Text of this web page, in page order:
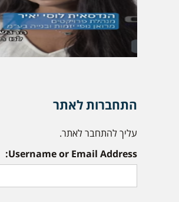
התחברות לאתר
עליך להתחבר לאתר.
Username or Email Address: